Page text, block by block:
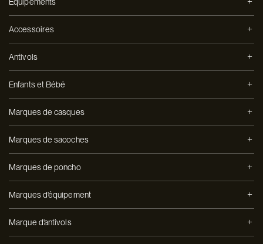
Accessoires
Antivols
Enfants et Bébé
Marques de casques
Marques de sacoches
Marques de poncho
Marques d'équipement
Marque d'antivols